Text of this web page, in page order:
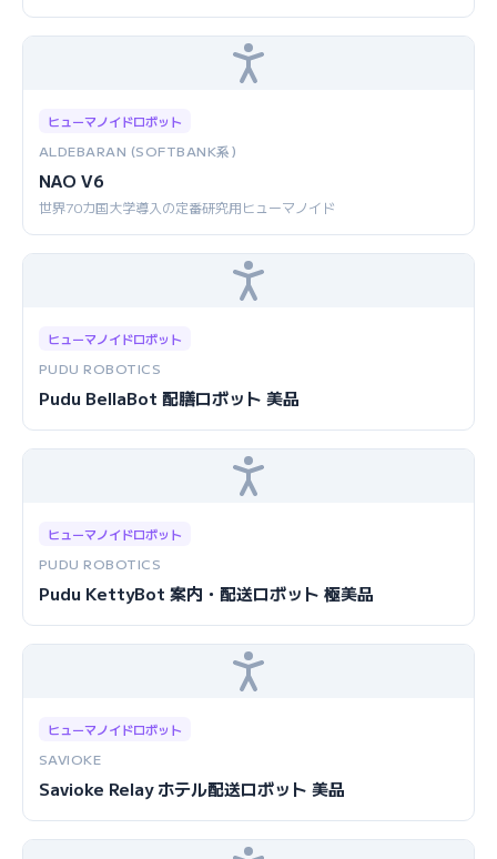
ヒューマノイドロボット
ALDEBARAN (SOFTBANK系)
NAO V6
世界70カ国大学導入の定番研究用ヒューマノイド
ヒューマノイドロボット
PUDU ROBOTICS
Pudu BellaBot 配膳ロボット 美品
ヒューマノイドロボット
PUDU ROBOTICS
Pudu KettyBot 案内・配送ロボット 極美品
ヒューマノイドロボット
SAVIOKE
Savioke Relay ホテル配送ロボット 美品